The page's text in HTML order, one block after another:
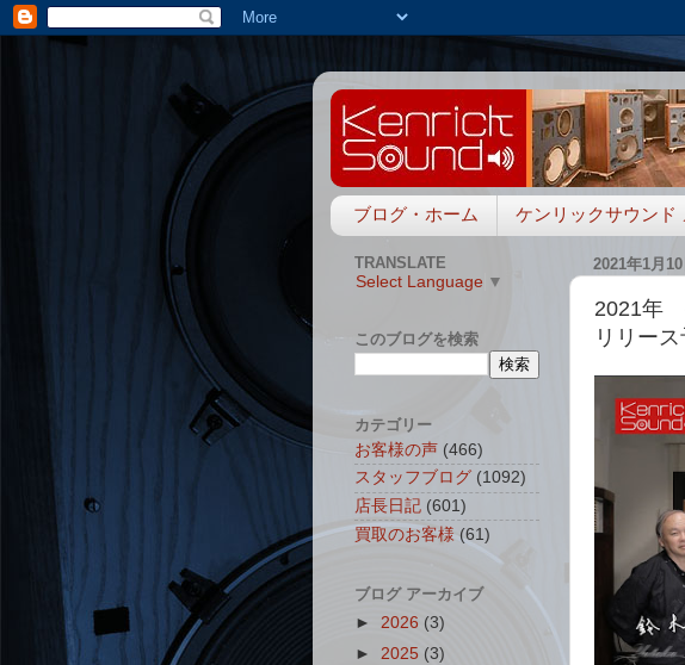
ブログ・ホーム ケンリックサウンド
2021年1月
2021年
リリース
TRANSLATE
Select Language ▼
このブログを検索
カテゴリー
お客様の声 (466)
スタッフブログ (1092)
店長日記 (601)
買取のお客様 (61)
ブログ アーカイブ
► 2026 (3)
► 2025 (3)